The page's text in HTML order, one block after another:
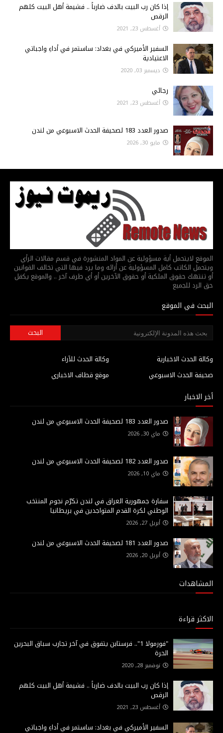
إذا كان رب البيت بالدف ضارباً .. فشيمة أهل البيت كلهم
الرقص
أغسطس 23, 2021
السفير الأميركي في بغداد: ساستمر في أداءِ واجباتي
الاعتيادية
ديسمبر 03, 2020
رجائي
أغسطس 23, 2021
صدور العدد 183 لصحيفة الحدث الاسبوعي من لندن
مايو 30, 2026
الموقع لايتحمل أية مسؤولية عن المواد المنشورة في قسم مقالات الرأي
ويتحمل الكاتب كامل المسؤولية عن أرائه وما يرد فيها التي تخالف القوانين
أو تنتهك حقوق الملكية أو حقوق الآخرين أو أي طرف آخر .. والموقع يكفل
حق الرد للجميع
البحث في الموقع
وكالة الحدث للآراء
وكالة الحدث الاخبارية
موقع قطاف الاخباري
صحيفة الحدث الاسبوعي
أخر الاخبار
صدور العدد 183 لصحيفة الحدث الاسبوعي من لندن
ماي 30, 2026
صدور العدد 182 لصحيفة الحدث الاسبوعي من لندن
ماي 10, 2026
سفارة جمهورية العراق في لندن تكرّم نجوم المنتخب
الوطني لكرة القدم المتواجدين في بريطانيا
أبريل 27, 2026
صدور العدد 181 لصحيفة الحدث الاسبوعي من لندن
أبريل 20, 2026
المشاهدات
الاكثر قراءة
"فورمولا 1".. فرستابن يتفوق في آخر تجارب سباق البحرين
الحرة
نوفمبر 28, 2020
إذا كان رب البيت بالدف ضارباً .. فشيمة أهل البيت كلهم
الرقص
أغسطس 23, 2021
السفير الأميركي في بغداد: ساستمر في أداءِ واجباتي